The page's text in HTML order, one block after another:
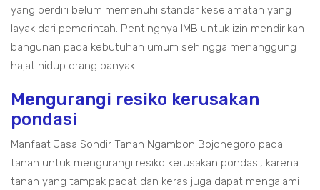
yang berdiri belum memenuhi standar keselamatan yang
layak dari pemerintah. Pentingnya IMB untuk izin mendirikan
bangunan pada kebutuhan umum sehingga menanggung
hajat hidup orang banyak.
Mengurangi resiko kerusakan
pondasi
Manfaat Jasa Sondir Tanah Ngambon Bojonegoro pada
tanah untuk mengurangi resiko kerusakan pondasi, karena
tanah yang tampak padat dan keras juga dapat mengalami